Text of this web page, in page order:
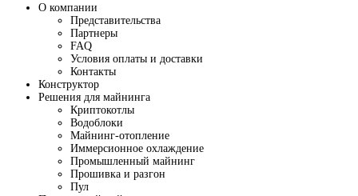
О компании
Представительства
Партнеры
FAQ
Условия оплаты и доставки
Контакты
Конструктор
Решения для майнинга
Криптокотлы
Водоблоки
Майнинг-отопление
Иммерсионное охлаждение
Промышленный майнинг
Прошивка и разгон
Пул